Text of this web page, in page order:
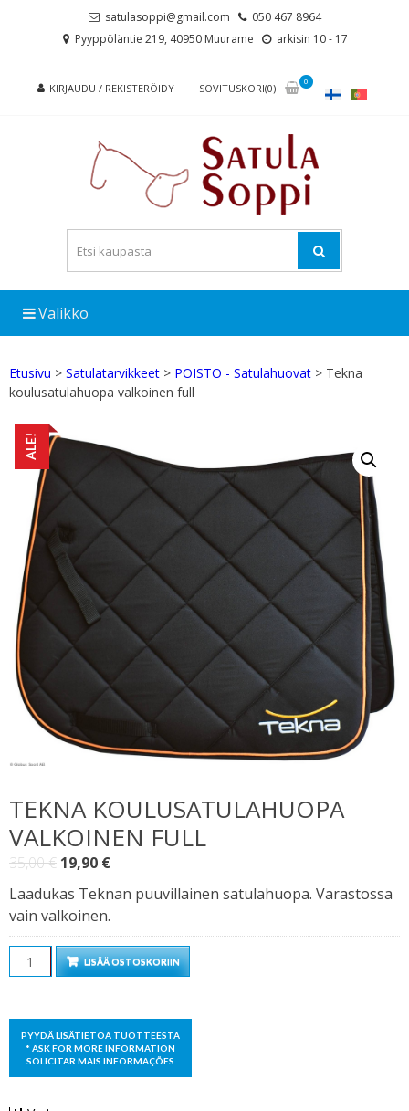
satulasoppi@gmail.com
050 467 8964
Pyyppöläntie 219, 40950 Muurame
arkisin 10 - 17
KIRJAUDU / REKISTERÖIDY SOVITUSKORI(0)
0
Valikko
Etusivu > Satulatarvikkeet > POISTO - Satulahuovat > Tekna
koulusatulahuopa valkoinen full
ALE!
TEKNA KOULUSATULAHUOPA
VALKOINEN FULL
35,00€ Alkuperäinen
hinta
oli:
35,00 €.
19,90 €Nykyinen
on:
Laadukas Teknan puuvillainen satulahuopa. Varastossa
vain valkoinen.
Määrä LISÄÄ OSTOSKORIIN